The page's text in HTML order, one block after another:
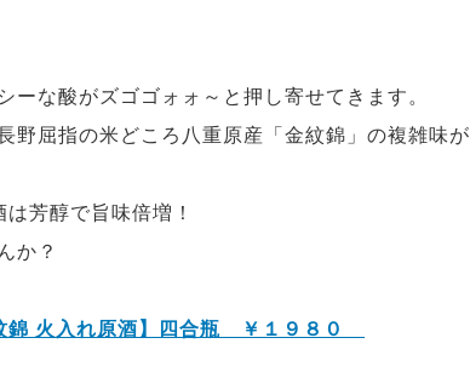
な酸がズゴゴォォ～と押し寄せてきます。
野屈指の米どころ八重原産「金紋錦」の複雑味が
芳醇で旨味倍増！
か？
錦 火入れ原酒】四合瓶 ￥１９８０